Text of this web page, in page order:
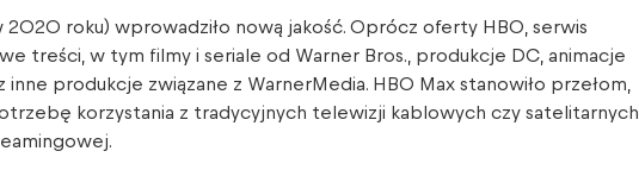
2020 roku) wprowadziło nową jakość. Oprócz oferty HBO, serwis
treści, w tym filmy i seriale od Warner Bros., produkcje DC, animacje
inne produkcje związane z WarnerMedia. HBO Max stanowiło przełom,
korzystania z tradycyjnych telewizji kablowych czy satelitarnych